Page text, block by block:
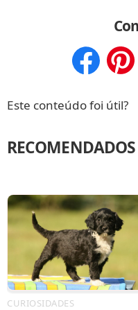
Este conteúdo foi útil?
RECOMENDADOS
CURIOSIDADES